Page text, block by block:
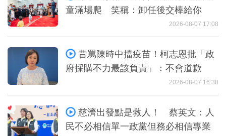
童滿場爬 笑稱：卸任後交棒給你
2026-08-07 17:08
昔罵陳時中擋疫苗！柯志恩批「政
府採購不力最該負責」：不會道歉
2026-08-07 16:38
慈濟出發點是救人！ 蔡英文：人
民不必相信單一政黨但務必相信專業